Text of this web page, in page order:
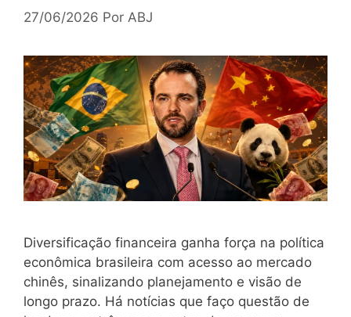
27/06/2026 Por ABJ
Diversificação financeira ganha força na política
econômica brasileira com acesso ao mercado
chinês, sinalizando planejamento e visão de
longo prazo. Há notícias que faço questão de